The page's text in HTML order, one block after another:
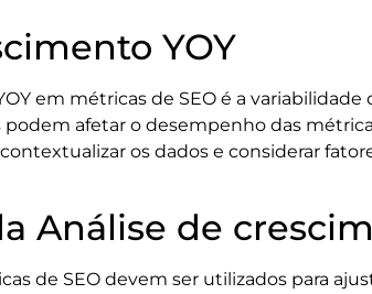
YOY
em métricas de SEO é a variabilidade
afetar o desempenho das
os dados e considerar
Análise de
de SEO devem ser utilizados para